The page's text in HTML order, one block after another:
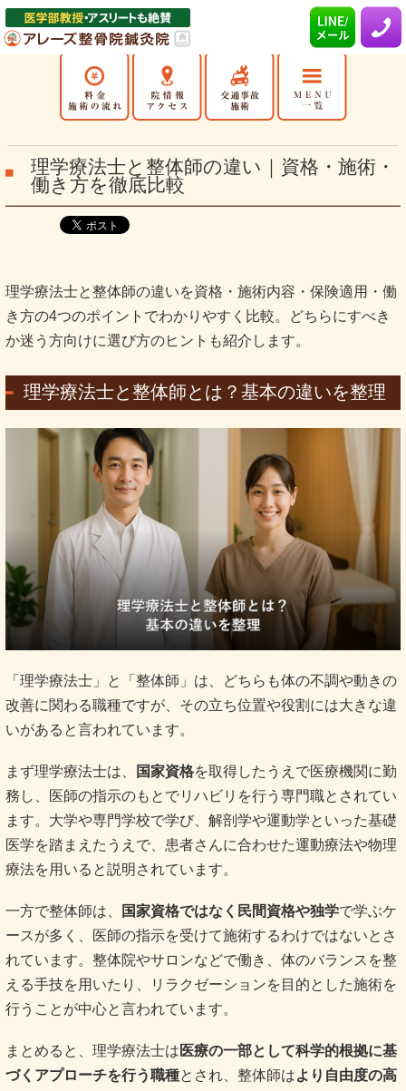
理学療法士と整体師の違い｜資格・施術・
働き方を徹底比較
理学療法士と整体師の違いを資格・施術内容・保険適用・働
き方の4つのポイントでわかりやすく比較。どちらにすべき
か迷う方向けに選び方のヒントも紹介します。
理学療法士と整体師とは？基本の違いを整理
「理学療法士」と「整体師」は、どちらも体の不調や動きの
改善に関わる職種ですが、その立ち位置や役割には大きな違
いがあると言われています。
まず理学療法士は、 国家資格を取得したうえで医療機関に勤
務し、医師の指示のもとでリハビリを行う専門職とされてい
ます。大学や専門学校で学び、解剖学や運動学といった基礎
医学を踏まえたうえで、患者さんに合わせた運動療法や物理
療法を用いると説明されています。
一方で整体師は、 国家資格ではなく民間資格や独学で学ぶケ
ースが多く、医師の指示を受けて施術するわけではないとさ
れています。整体院やサロンなどで働き、体のバランスを整
える手技を用いたり、リラクゼーションを目的とした施術を
行うことが中心と言われています。
まとめると、理学療法士は 医療の一部として科学的根拠に基
づくアプローチを行う職種とされ、整体師はより自由度の高